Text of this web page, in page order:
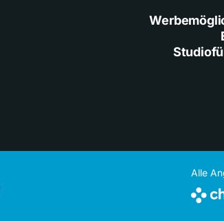
Alle